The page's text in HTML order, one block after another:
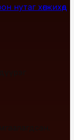
нутаг хөгжихөд